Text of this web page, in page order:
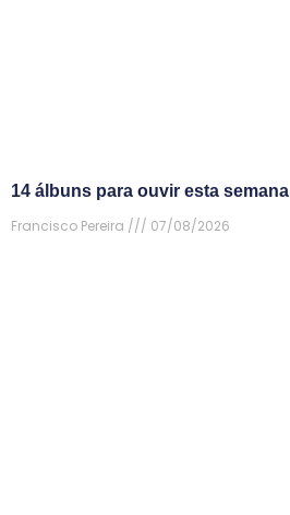
14 álbuns para ouvir esta semana
Francisco Pereira
07/08/2026